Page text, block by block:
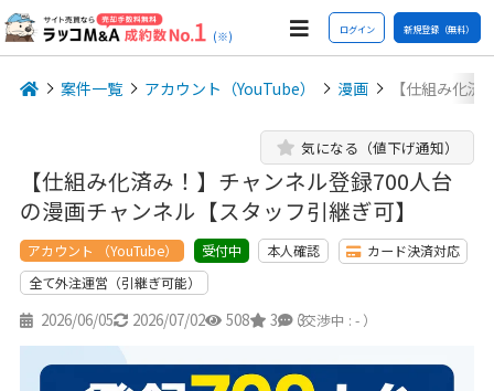
(※) ログイン 新規登録（無料）
案件一覧 アカウント（YouTube） 漫画 【仕組み化
【仕組み化済み！】チャンネル登録700人台
の漫画チャンネル【スタッフ引継ぎ可】
気になる（値下げ通知）
アカウント （YouTube） 受付中 本人確認
カード決済対応
全て外注運営（引継ぎ可能）
2026/06/05 2026/07/02 508 3 3
（交渉中 : - ）